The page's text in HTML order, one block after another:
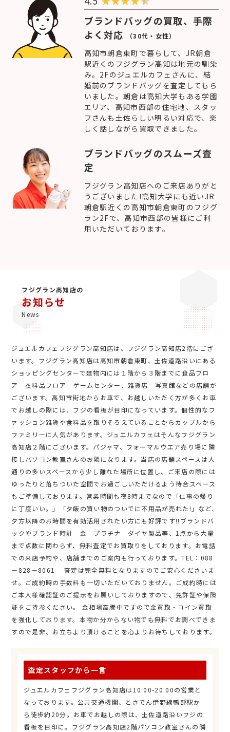
ブランドバッグの買取、手際
よく対応
（30代・女性）
高知市朝倉東町で暮らして、JR朝倉
駅近くのフジグラン高知は地元の馴染
み。2Fのジュエルカフェさんに、結
婚前のブランドバッグを査定してもら
いました。朝倉は高知大学もある学園
エリア、高知市西部の住宅地、スタッ
フさんも土佐らしい明るい対応で、楽
しく話しながら買取できました。
ブランドバッグのスムーズ査
定
フジグラン高知店へのご来店ありがと
うございました!高知大学にも近いJR
朝倉駅近くの高知市朝倉東町のフジグ
ラン2Fで、高知市西部の皆様にご利
用いただいております。
フジグラン高知店の
お知らせ
News
ジュエルカフェフジグラン高知店は、フジグラン高知店2階にござ
います。フジグラン高知店は高知市朝倉東町、土佐道路沿いにある
ショッピングセンターで建物内には１階から３階までに食品フロ
ア 衣料品フロア ゲームセンター、雑貨店 写真館などの店舗が
ございます。高知市街地からお車で、お越しいただく方が多くお車
でお越しの際には、フジの看板が目印になっています。個性的なフ
ァッション雑貨や食料品を取りそろえていることからカップルから
ファミリーに人気があります。ジュエルカフェはそんなフジグラン
高知店２階にございます。パジャマ、フォーマルウエア売り場に隣
接しパソコン教室さんのお隣になります。当店の店舗スペースは人
通りの多いスペースから少し離れた場所に位置し、ご来店の際には
ゆったりと落ちついた空間でお過ごしいただけるよう待合スペース
もご準備しております。営業時間も夜8時までなので「仕事の帰り
に丁度いい。」「夕飯の買い物のついでに不用品が売れた!」など、
夕方以降のお時間を有効活用されたい方にも好評です!!ブランドバ
ックやブランド時計 金 プラチナ ダイヤ製品等、1点から大量
まで点数に関わらず、無料査定でお買取りをしております。お電話
での来店予約や、店舗までのご案内も行っております。TEL：088
－828－8061 査定は完全無料となりますのでご安心くださいま
せ。ご成約時の手数料も一切いただいておりません。ご成約時には
ご本人様確認証のご提示をお願いしておりますので、免許証や保険
証をご持参ください。 金相場高騰中ですので金買取・コイン買取
を強化しております。本物か分からない物でも無料でお調べできま
すので是非、お立ちより頂けることを心よりお待ちしております。
査定スタッフから一言
ジュエルカフェフジグラン高知店は10:00-20:00の営業と
なっております。公共交通機関、とさでん伊野線鴨部駅か
ら徒歩約20分。お車でお越しの際は、土佐道路沿いフジの
看板を目印に。フジグラン高知店2階パソコン教室さんの隣